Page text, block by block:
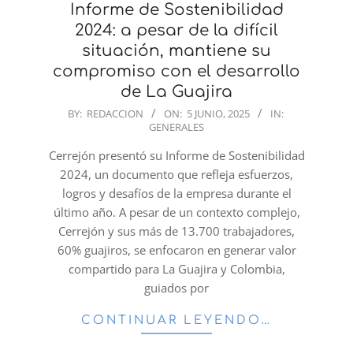
Informe de Sostenibilidad
2024: a pesar de la difícil
situación, mantiene su
compromiso con el desarrollo
de La Guajira
2025-
05
BY: REDACCION ON: 5 JUNIO, 2025
IN:
GENERALES
Cerrejón presentó su Informe de Sostenibilidad
2024, un documento que refleja esfuerzos,
logros y desafíos de la empresa durante el
último año. A pesar de un contexto complejo,
Cerrejón y sus más de 13.700 trabajadores,
60% guajiros, se enfocaron en generar valor
compartido para La Guajira y Colombia,
guiados por
CONTINUAR LEYENDO…